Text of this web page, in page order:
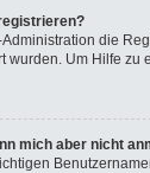
die
wurden. Um Hilfe
mich aber nicht